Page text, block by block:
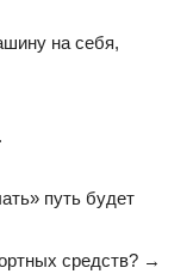
на себя,
путь будет
средств? →